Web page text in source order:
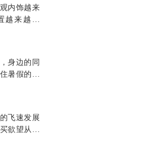
创造更实
市短途出
物超所值
内饰越来
越来越先
的安全配
可少，如
制动力
以及安全
身边的同
暑假的尾
欢乐的亲
的乐趣。
择一辆安
舒适的座
飞速发展
欲望从原
有四个轮